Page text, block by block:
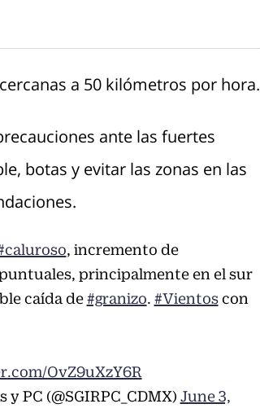
a 50 kilómetros por hora.
ante las fuertes
botas y evitar las zonas en las
, incremento de
principalmente en el sur
caída de#granizo. #Vientoscon
OvZ9uXzY6R
PC (@SGIRPC_CDMX) June 3,